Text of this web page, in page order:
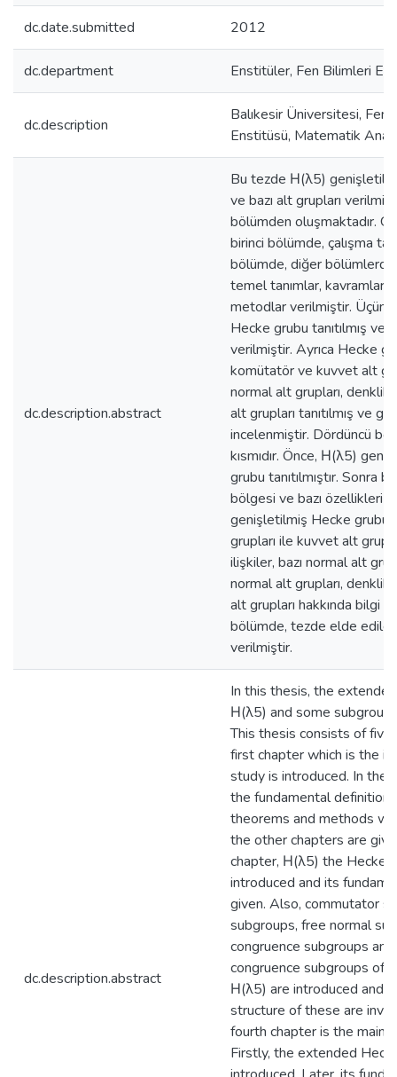
dc.date.submitted 2012
dc.department Enstitüler, Fen Bilimleri
dc.description
Balıkesir Üniversitesi, Fen
Enstitüsü, Matematik Ana
dc.description.abstract
Bu tezde Η(λ5)
ve bazı alt grupları
bölümden oluşmaktadır.
birinci bölümde, çalışma
bölümde, diğer
temel tanımlar, kavramlar,
metodlar verilmiştir.
Hecke grubu tanıtılmış
verilmiştir. Ayrıca Hecke
komütatör ve kuvvet alt
normal alt grupları,
alt grupları tanıtılmış ve
incelenmiştir. Dördüncü
kısmıdır. Önce, Η(λ5)
grubu tanıtılmıştır. Sonra
bölgesi ve bazı özellikleri
genişletilmiş Hecke
grupları ile kuvvet alt
ilişkiler, bazı normal alt
normal alt grupları,
alt grupları hakkında bilgi
bölümde, tezde elde
verilmiştir.
dc.description.abstract
In this thesis, the
Η(λ5) and some
This thesis consists of five
first chapter which is the
study is introduced. In the
the fundamental
theorems and methods
the other chapters are
chapter, Η(λ5) the Hecke
introduced and its
given. Also, commutator
subgroups, free normal
congruence subgroups
congruence subgroups of
Η(λ5) are introduced and
structure of these are
fourth chapter is the main
Firstly, the extended